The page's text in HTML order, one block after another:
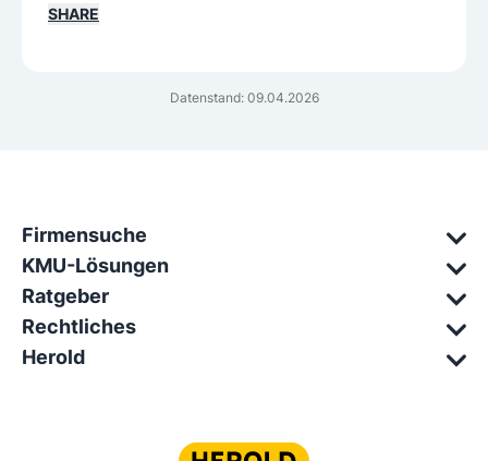
Datenstand: 09.04.2026
SHARE
Firmensuche
KMU-Lösungen
Ratgeber
Rechtliches
Herold